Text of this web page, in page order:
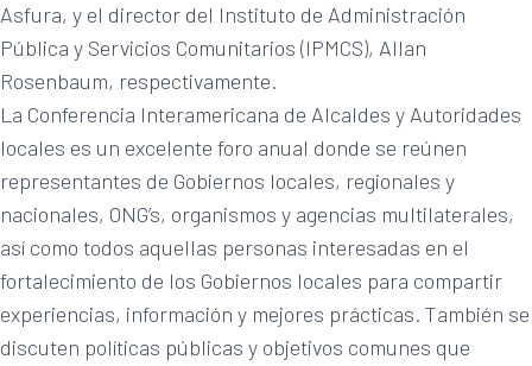
Asfura, y el director del Instituto de Administración
Pública y Servicios Comunitarios (IPMCS), Allan
Rosenbaum, respectivamente.
La Conferencia Interamericana de Alcaldes y Autoridades
locales es un excelente foro anual donde se reúnen
representantes de Gobiernos locales, regionales y
nacionales, ONG’s, organismos y agencias multilaterales,
así como todos aquellas personas interesadas en el
fortalecimiento de los Gobiernos locales para compartir
experiencias, información y mejores prácticas. También se
discuten políticas públicas y objetivos comunes que